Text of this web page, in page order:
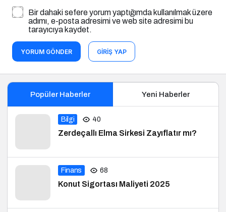
Bir dahaki sefere yorum yaptığımda kullanılmak üzere
adımı, e-posta adresimi ve web site adresimi bu
tarayıcıya kaydet.
YORUM GÖNDER GIRIŞ YAP
Popüler Haberler Yeni Haberler
Bilgi 40
Zerdeçallı Elma Sirkesi Zayıflatır mı?
Finans 68
Konut Sigortası Maliyeti 2025